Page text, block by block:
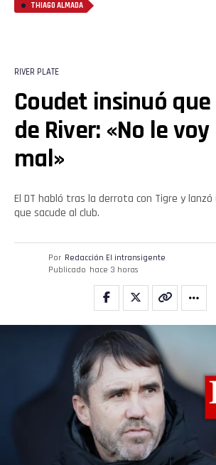
THIAGO ALMADA
RIVER PLATE
Coudet insinuó
de River: «No le
mal»
El DT habló tras la derrota con Tigre y
que sacude al club.
Por Redacción El intransigente
Publicado hace 3 horas